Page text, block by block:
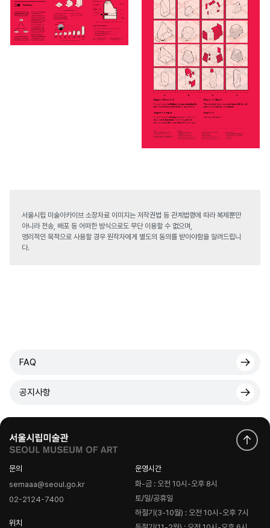
서울시립 미술아카이브 소장자료 이미지는 저작권법 등 관계법령에 따라 복제뿐만
아니라 전송, 배포 등 어떠한 방식으로도 무단 이용할 수 없으며,
영리적인 목적으로 사용할 경우 원작자에게 별도의 동의를 받아야함을 알려드립니
다.
FAQ
공지사항
문의
semaaa@seoul.go.kr
02-2124-7400
위치
운영시간
화-금 : 오전 10시-오후 8시
토/일/공휴일
하절기(3-10월) : 오전 10시-오후 7시